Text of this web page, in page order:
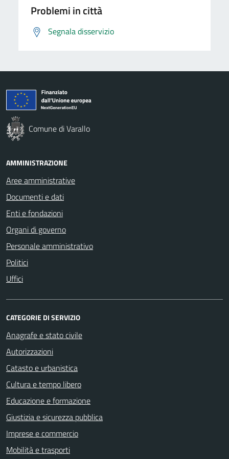
Problemi in città
Segnala disservizio
Comune di Varallo
AMMINISTRAZIONE
Aree amministrative
Documenti e dati
Enti e fondazioni
Organi di governo
Personale amministrativo
Politici
Uffici
CATEGORIE DI SERVIZIO
Anagrafe e stato civile
Autorizzazioni
Catasto e urbanistica
Cultura e tempo libero
Educazione e formazione
Giustizia e sicurezza pubblica
Imprese e commercio
Mobilità e trasporti